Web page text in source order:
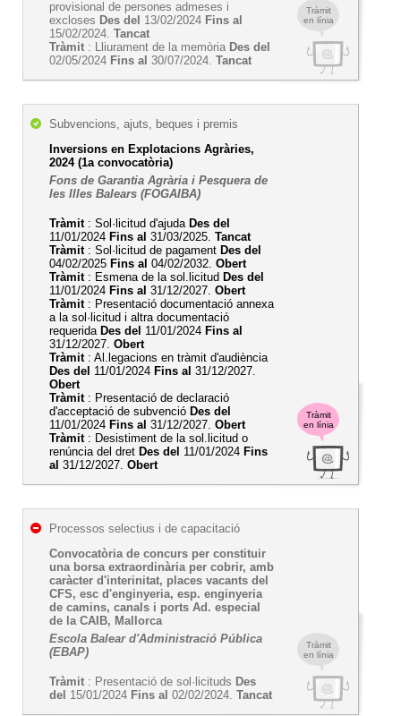
Tràmit
en línia
provisional de persones admeses i
excloses Des del 13/02/2024 Fins al
15/02/2024. Tancat
Tràmit : Lliurament de la memòria Des del
02/05/2024 Fins al 30/07/2024. Tancat
Tràmit
en línia
Subvencions, ajuts, beques i premis
Inversions en Explotacions Agràries,
2024 (1a convocatòria)
Fons de Garantia Agrària i Pesquera de
les Illes Balears (FOGAIBA)
Tràmit: Sol·licitud d'ajuda Des del
11/01/2024 Fins al 31/03/2025. Tancat
Tràmit: Sol·licitud de pagament Des del
04/02/2025 Fins al 04/02/2032. Obert
Tràmit: Esmena de la sol.licitud Des del
11/01/2024 Fins al 31/12/2027. Obert
Tràmit: Presentació documentació annexa
a la sol·licitud i altra documentació
requerida Des del 11/01/2024 Fins al
31/12/2027. Obert
Tràmit: Al.legacions en tràmit d'audiència
Des del 11/01/2024 Fins al 31/12/2027.
Obert
Tràmit: Presentació de declaració
d'acceptació de subvenció Des del
11/01/2024 Fins al 31/12/2027. Obert
Tràmit: Desistiment de la sol.licitud o
renúncia del dret Des del 11/01/2024 Fins
al 31/12/2027. Obert
Tràmit
en línia
Processos selectius i de capacitació
Convocatòria de concurs per constituir
una borsa extraordinària per cobrir, amb
caràcter d'interinitat, places vacants del
CFS, esc d'enginyeria, esp. enginyeria
de camins, canals i ports Ad. especial
de la CAIB, Mallorca
Escola Balear d'Administració Pública
(EBAP)
Tràmit : Presentació de sol·licituds Des
del 15/01/2024 Fins al 02/02/2024. Tancat